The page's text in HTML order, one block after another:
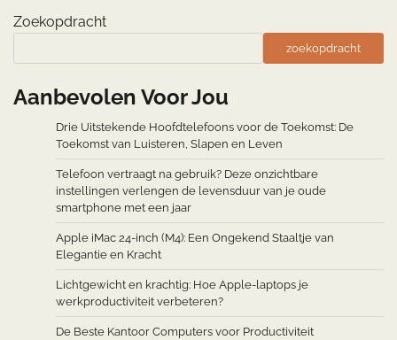
Zoekopdracht
zoekopdracht
Aanbevolen Voor Jou
Drie Uitstekende Hoofdtelefoons voor de Toekomst: De
Toekomst van Luisteren, Slapen en Leven
Telefoon vertraagt na gebruik? Deze onzichtbare
instellingen verlengen de levensduur van je oude
smartphone met een jaar
Apple iMac 24-inch (M4): Een Ongekend Staaltje van
Elegantie en Kracht
Lichtgewicht en krachtig: Hoe Apple-laptops je
werkproductiviteit verbeteren?
De Beste Kantoor Computers voor Productiviteit